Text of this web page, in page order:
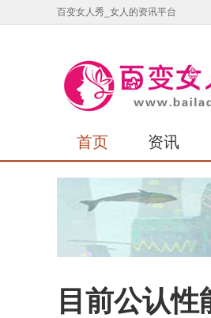
百变女人秀_女人的资讯平台
首页 资讯
目前公认